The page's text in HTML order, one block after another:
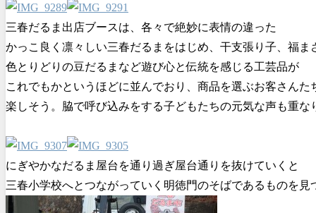
三春だるま出店ブースは、各々で絶妙に表情の違った
かっこ良く凛々しい三春だるまをはじめ、干支張り子、福ま
色とりどりの豆だるまなど遊び心と伝統を感じる工芸品が
これでもかというほどに並んでおり、商品を選ぶお客さんた
楽しそう。脇で呼び込みをする子どもたちの元気な声も重な
にぎやかなだるま屋台を通り過ぎ屋台通りを抜けていくと
三春小学校へとつながっていく明徳門のそばであるものを見